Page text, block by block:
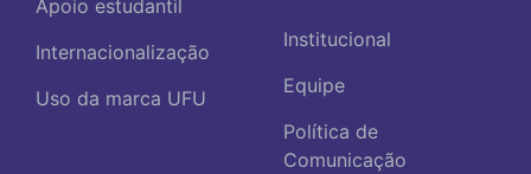
Apoio estudantil
Internacionalização
Uso da marca UFU
Institucional
Equipe
Política de
Comunicação